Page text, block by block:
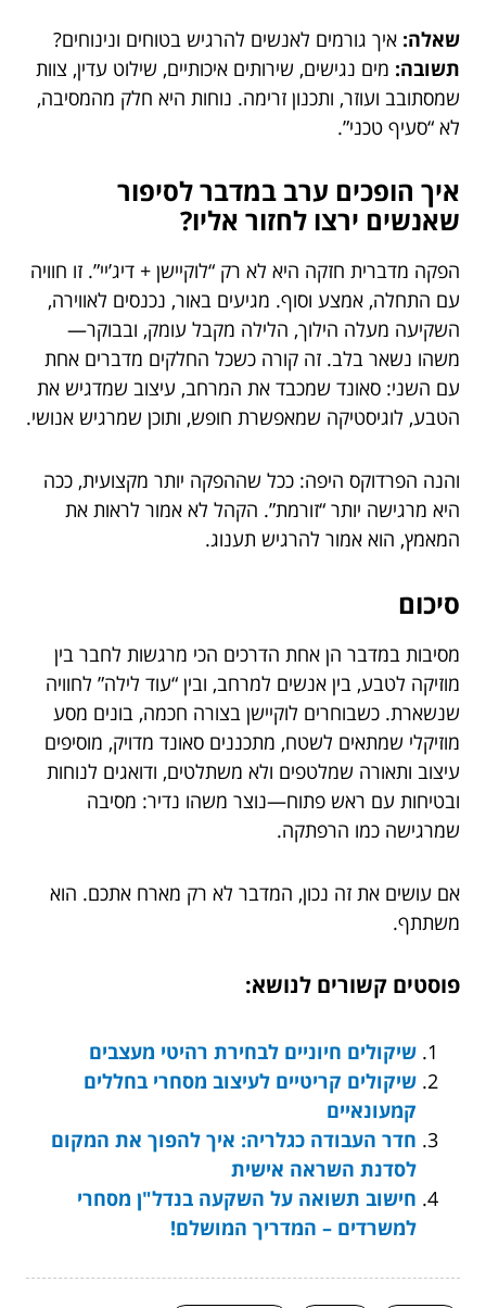
שאלה: איך גורמים לאנשים להרגיש בטוחים ונינוחים?
תשובה: מים נגישים, שירותים איכותיים, שילוט עדין, צוות
שמסתובב ועוזר, ותכנון זרימה. נוחות היא חלק מהמסיבה,
לא “סעיף טכני”.
איך הופכים ערב במדבר לסיפור
שאנשים ירצו לחזור אליו?
הפקה מדברית חזקה היא לא רק “לוקיישן + דיג’יי”. זו חוויה
עם התחלה, אמצע וסוף. מגיעים באור, נכנסים לאווירה,
השקיעה מעלה הילוך, הלילה מקבל עומק, ובבוקר—
משהו נשאר בלב. זה קורה כשכל החלקים מדברים אחת
עם השני: סאונד שמכבד את המרחב, עיצוב שמדגיש את
הטבע, לוגיסטיקה שמאפשרת חופש, ותוכן שמרגיש אנושי.
והנה הפרדוקס היפה: ככל שההפקה יותר מקצועית, ככה
היא מרגישה יותר “זורמת”. הקהל לא אמור לראות את
המאמץ, הוא אמור להרגיש תענוג.
סיכום
מסיבות במדבר הן אחת הדרכים הכי מרגשות לחבר בין
מוזיקה לטבע, בין אנשים למרחב, ובין “עוד לילה” לחוויה
שנשארת. כשבוחרים לוקיישן בצורה חכמה, בונים מסע
מוזיקלי שמתאים לשטח, מתכננים סאונד מדויק, מוסיפים
עיצוב ותאורה שמלטפים ולא משתלטים, ודואגים לנוחות
ובטיחות עם ראש פתוח—נוצר משהו נדיר: מסיבה
שמרגישה כמו הרפתקה.
אם עושים את זה נכון, המדבר לא רק מארח אתכם. הוא
משתתף.
פוסטים קשורים לנושא:
שיקולים חיוניים לבחירת רהיטי מעצבים
שיקולים קריטיים לעיצוב מסחרי בחללים
קמעונאיים
חדר העבודה כגלריה: איך להפוך את המקום
לסדנת השראה אישית
חישוב תשואה על השקעה בנדל"ן מסחרי
למשרדים – המדריך המושלם!